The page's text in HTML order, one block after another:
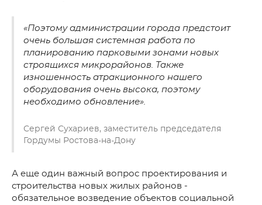
«Поэтому администрации города предстоит
очень большая системная работа по
планированию парковыми зонами новых
строящихся микрорайонов. Также
изношенность атракционного нашего
оборудования очень высока, поэтому
необходимо обновление».
Сергей Сухариев, заместитель председателя
Гордумы Ростова-на-Дону
А еще один важный вопрос проектирования и
строительства новых жилых районов -
обязательное возведение объектов социальной